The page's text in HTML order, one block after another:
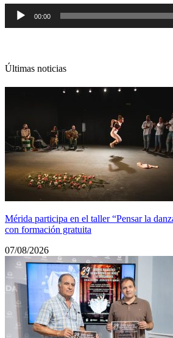
Reproductor
audio
00:00
Últimas noticias
Mérida participa en el taller “Pensar la
con formación gratuita
07/08/2026